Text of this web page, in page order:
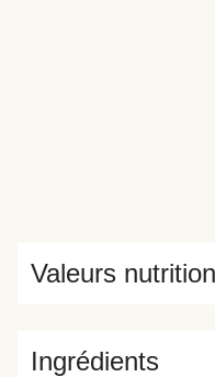
Ingrédients
Valeurs